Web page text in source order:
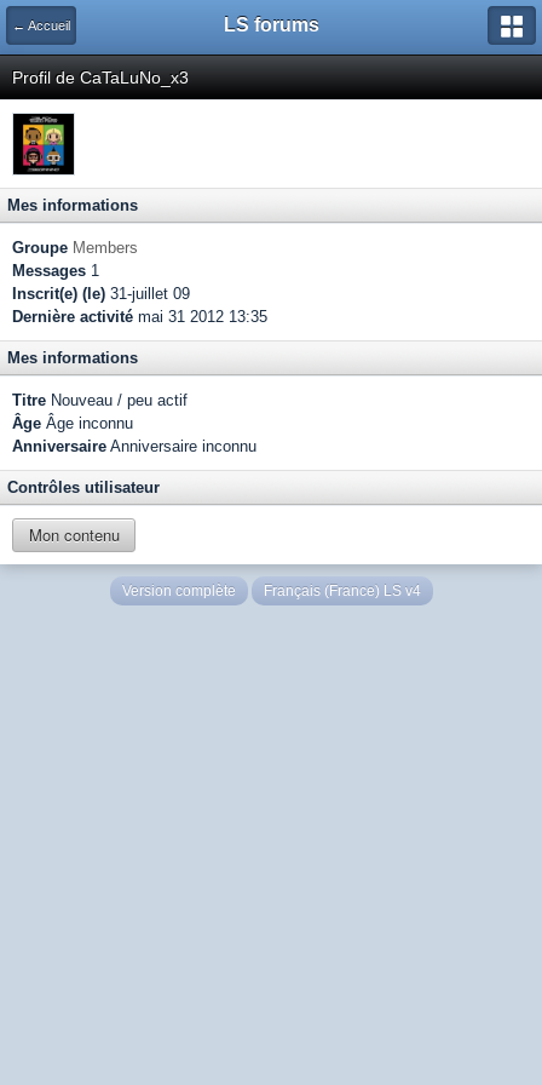
← Accueil LS forums
Profil de CaTaLuNo_x3
Mes informations
Groupe Members
Messages 1
Inscrit(e) (le) 31-juillet 09
Dernière activité mai 31 2012 13:35
Mes informations
Titre Nouveau / peu actif
Âge Âge inconnu
Anniversaire Anniversaire inconnu
Contrôles utilisateur
Mon contenu
Version complète Français (France) LS v4